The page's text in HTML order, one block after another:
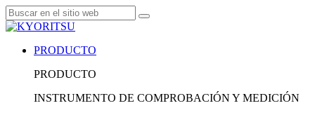
PRODUCTO
PRODUCTO
INSTRUMENTO DE COMPROBACIÓN Y MEDICIÓN